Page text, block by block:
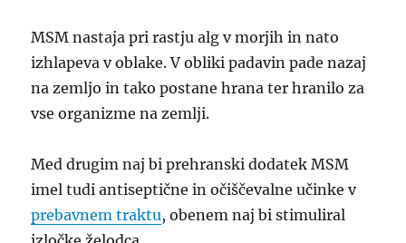
MSM nastaja pri rastju alg v morjih in nato
izhlapeva v oblake. V obliki padavin pade nazaj
na zemljo in tako postane hrana ter hranilo za
vse organizme na zemlji.
Med drugim naj bi prehranski dodatek MSM
imel tudi antiseptične in očiščevalne učinke v
prebavnem traktu, obenem naj bi stimuliral